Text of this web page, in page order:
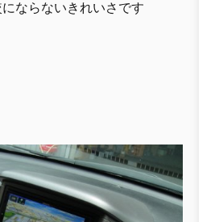
ならないきれいさです